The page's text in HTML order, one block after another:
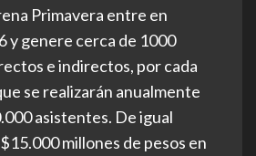
Primavera entre en
y genere cerca de 1000
e indirectos, por cada
se realizarán anualmente
asistentes. De igual
millones de pesos en